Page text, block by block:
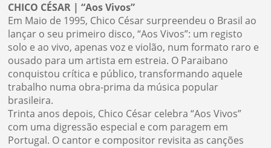
CHICO CÉSAR | “Aos Vivos”
Em Maio de 1995, Chico César surpreendeu o Brasil ao
lançar o seu primeiro disco, “Aos Vivos”: um registo
solo e ao vivo, apenas voz e violão, num formato raro e
ousado para um artista em estreia. O Paraibano
conquistou crítica e público, transformando aquele
trabalho numa obra-prima da música popular
brasileira.
Trinta anos depois, Chico César celebra “Aos Vivos”
com uma digressão especial e com paragem em
Portugal. O cantor e compositor revisita as canções